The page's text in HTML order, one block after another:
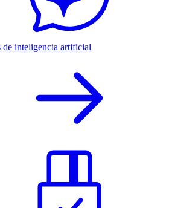
de inteligencia artificial